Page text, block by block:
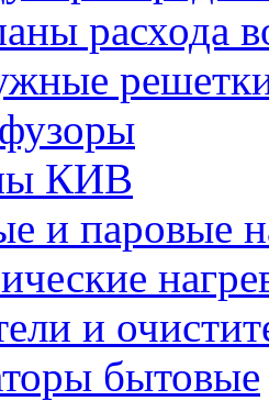
расхода
КИВ
и паровые
и
бытовые